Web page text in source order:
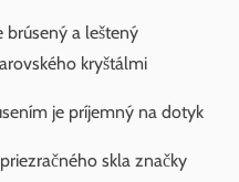
brúsený a leštený
kryštálmi
je príjemný na dotyk
skla značky